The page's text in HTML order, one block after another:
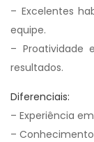
– Excelentes
equipe.
– Proatividade
resultados.
Diferenciais:
– Experiência
–